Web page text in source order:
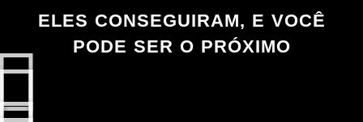
ELES CONSEGUIRAM, E VOCÊ
PODE SER O PRÓXIMO